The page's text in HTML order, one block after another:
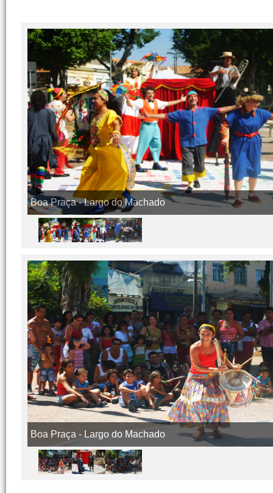
Boa Praça - Largo do Machado
Boa Praça - Largo do Machado